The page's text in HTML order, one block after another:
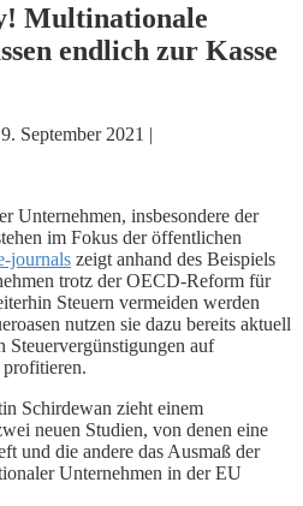
Multinationale
endlich zur Kasse
9. September 2021 |
Unternehmen, insbesondere der
im Fokus der öffentlichen
journals zeigt anhand des Beispiels
trotz der OECD-Reform für
Steuern vermeiden werden
nutzen sie dazu bereits aktuell
auf
Schirdewan zieht einem
neuen Studien, von denen eine
und die andere das Ausmaß der
Unternehmen in der EU